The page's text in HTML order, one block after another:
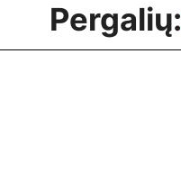
Pergalių: